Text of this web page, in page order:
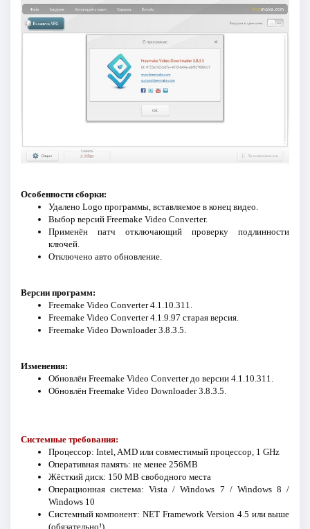
Особенности сборки:
Удалено Logo программы, вставляемое в конец видео.
Выбор версий Freemake Video Converter.
Применён патч отключающий проверку подлинности
ключей.
Отключено авто обновление.
Версии программ:
Freemake Video Converter 4.1.10.311.
Freemake Video Converter 4.1.9.97 старая версия.
Freemake Video Downloader 3.8.3.5.
Изменения:
Обновлён Freemake Video Converter до версии 4.1.10.311.
Обновлён Freemake Video Downloader 3.8.3.5.
Системные требования:
Процессор: Intel, AMD или совместимый процессор, 1 GHz
Оперативная память: не менее 256MB
Жёсткий диск: 150 MB свободного места
Операционная система: Vista / Windows 7 / Windows 8 /
Windows 10
Системный компонент: NET Framework Version 4.5 или выше
(обязательно!)